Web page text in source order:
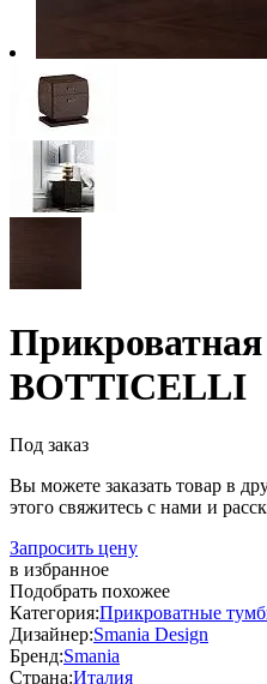
BOTTICELLI
Под заказ
Вы можете заказать товар в
этого свяжитесь с нами и
Запросить цену
в избранное
Подобрать похожее
Категория:Прикроватные
Дизайнер:Smania Design
Бренд:Smania
Страна:Италия